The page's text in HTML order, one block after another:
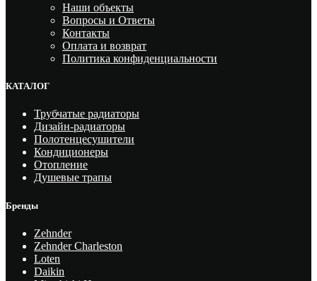
Наши объекты
Вопросы и Ответы
Контакты
Оплата и возврат
Политика конфиденциальности
КАТАЛОГ
Трубчатые радиаторы
Дизайн-радиаторы
Полотенцесушители
Кондиционеры
Отопление
Душевые трапы
Бренды
Zehnder
Zehnder Charleston
Loten
Daikin